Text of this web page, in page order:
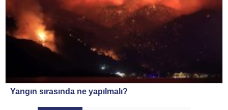
Yangın sırasında ne yapılmalı?